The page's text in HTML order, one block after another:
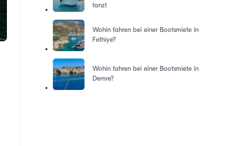
tanzt
Wohin fahren bei einer Bootsmiete in
Fethiye?
Wohin fahren bei einer Bootsmiete in
Demre?